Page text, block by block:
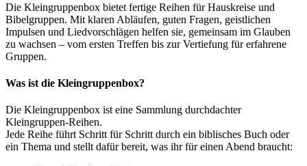
Die Kleingruppenbox bietet fertige Reihen für Hauskreise und
Bibelgruppen. Mit klaren Abläufen, guten Fragen, geistlichen
Impulsen und Liedvorschlägen helfen sie, gemeinsam im Glauben
zu wachsen – vom ersten Treffen bis zur Vertiefung für erfahrene
Gruppen.
Was ist die Kleingruppenbox?
Die Kleingruppenbox ist eine Sammlung durchdachter
Kleingruppen-Reihen.
Jede Reihe führt Schritt für Schritt durch ein biblisches Buch oder
ein Thema und stellt dafür bereit, was ihr für einen Abend braucht: